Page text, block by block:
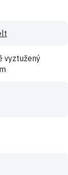
vyztužený